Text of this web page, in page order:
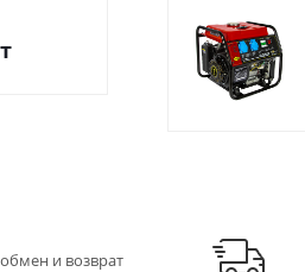
180₽/шт
и возврат